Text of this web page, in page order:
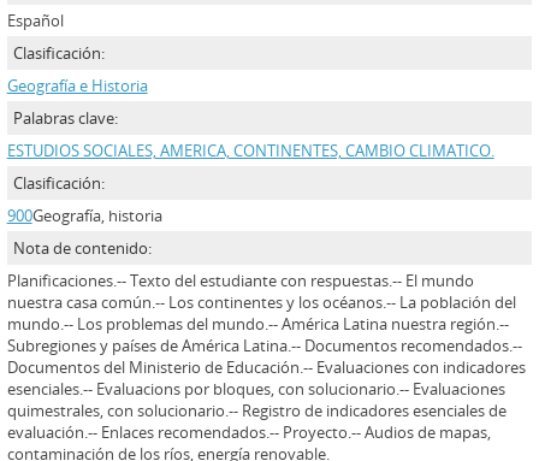
Español
Clasificación:
Geografía e Historia
Palabras clave:
ESTUDIOS SOCIALES, AMERICA, CONTINENTES, CAMBIO CLIMATICO.
Clasificación:
900Geografía, historia
Nota de contenido:
Planificaciones.-- Texto del estudiante con respuestas.-- El mundo
nuestra casa común.-- Los continentes y los océanos.-- La población del
mundo.-- Los problemas del mundo.-- América Latina nuestra región.--
Subregiones y países de América Latina.-- Documentos recomendados.--
Documentos del Ministerio de Educación.-- Evaluaciones con indicadores
esenciales.-- Evaluacions por bloques, con solucionario.-- Evaluaciones
quimestrales, con solucionario.-- Registro de indicadores esenciales de
evaluación.-- Enlaces recomendados.-- Proyecto.-- Audios de mapas,
contaminación de los ríos, energía renovable.